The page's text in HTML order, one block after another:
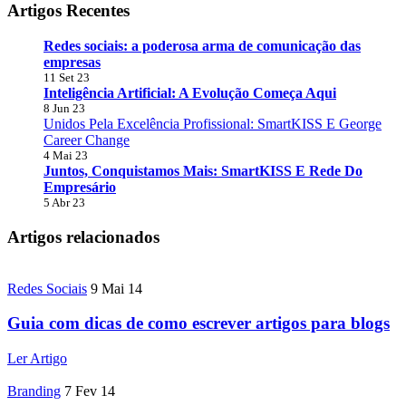
Artigos Recentes
Redes sociais: a poderosa arma de comunicação das
empresas
11 Set 23
Inteligência Artificial: A Evolução Começa Aqui
8 Jun 23
Unidos Pela Excelência Profissional: SmartKISS E George
Career Change
4 Mai 23
Juntos, Conquistamos Mais: SmartKISS E Rede Do
Empresário
5 Abr 23
Artigos relacionados
Redes Sociais 9 Mai 14
Guia com dicas de como escrever artigos para blogs
Ler Artigo
Branding 7 Fev 14